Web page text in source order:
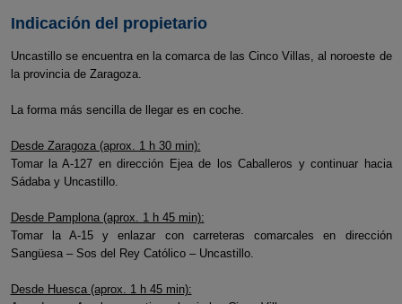
Indicación del propietario
Uncastillo se encuentra en la comarca de las Cinco Villas, al noroeste de
la provincia de Zaragoza.
La forma más sencilla de llegar es en coche.
Desde Zaragoza (aprox. 1 h 30 min):
Tomar la A-127 en dirección Ejea de los Caballeros y continuar hacia
Sádaba y Uncastillo.
Desde Pamplona (aprox. 1 h 45 min):
Tomar la A-15 y enlazar con carreteras comarcales en dirección
Sangüesa – Sos del Rey Católico – Uncastillo.
Desde Huesca (aprox. 1 h 45 min):